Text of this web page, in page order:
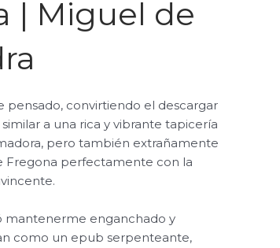
| Miguel de
convirtiendo el descargar
a una rica y vibrante tapicería
pero también extrañamente
Fregona perfectamente con la
mantenerme enganchado y
como un epub serpenteante,